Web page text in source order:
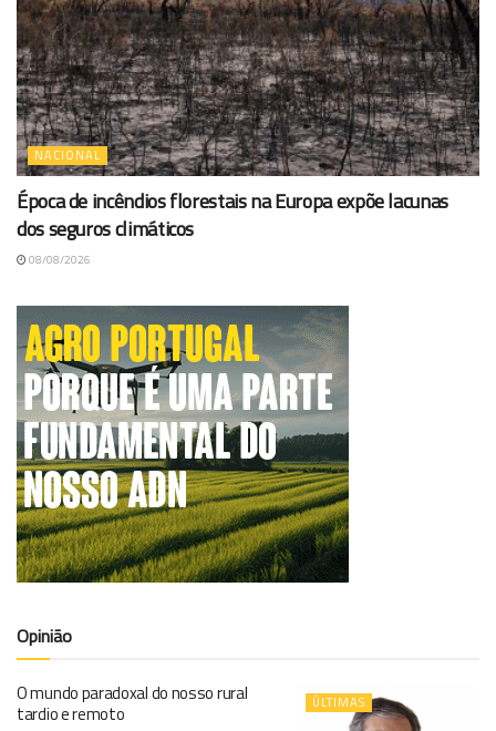
NACIONAL
Época de incêndios florestais na Europa expõe lacunas
dos seguros climáticos
08/08/2026
Opinião
ÚLTIMAS
O mundo paradoxal do nosso rural
tardio e remoto